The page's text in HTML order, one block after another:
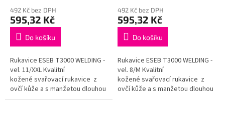
492 Kč bez DPH
595,32 Kč
Do košíku
Rukavice ESEB T3000 WELDING -
vel. 11/XXL Kvalitní
kožené svařovací rukavice z
ovčí kůže a s manžetou dlouhou
105 mm Cena za pár
492 Kč bez DPH
595,32 Kč
Do košíku
Rukavice ESEB T3000 WELDING -
vel. 8/M Kvalitní
kožené svařovací rukavice z
ovčí kůže a s manžetou dlouhou